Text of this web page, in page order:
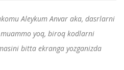
Aleykum Anvar aka, dasrlarni
yoq, biroq kodlarni
bitta ekranga yozganizda